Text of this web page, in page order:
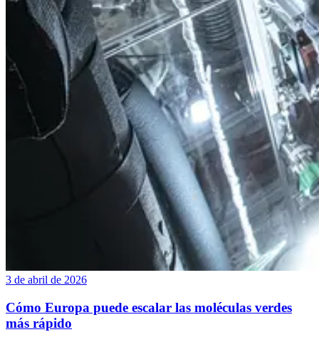
3 de abril de 2026
Cómo Europa puede escalar las moléculas verdes
más rápido